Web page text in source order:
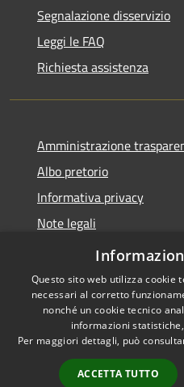
Segnalazione disservizio
Leggi le FAQ
Richiesta assistenza
Amministrazione
Albo pretorio
Informativa privacy
Note legali
Dichiarazione di
Accessibilità
Questo sito web utilizza cookie
necessari al corretto
nonché un cookie tecnico
informazioni
Per maggiori dettagli, può
ACCETTA TUTTO